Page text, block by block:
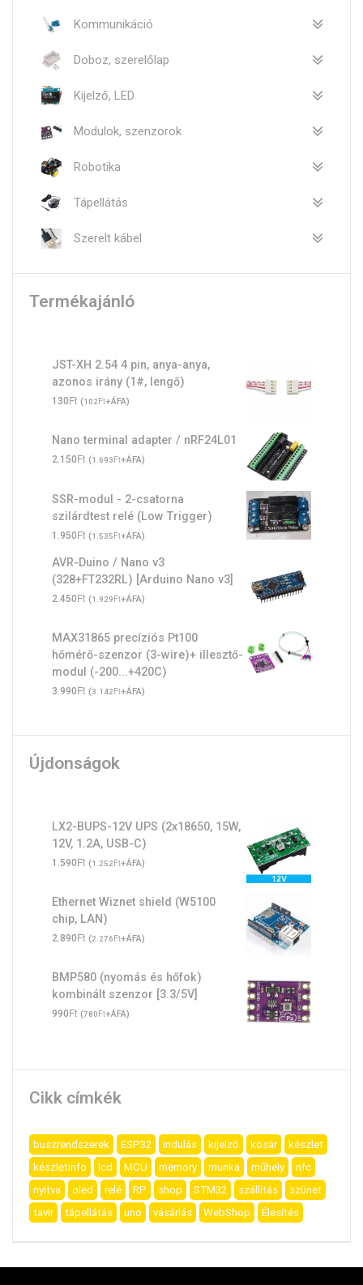
Kommunikáció
Doboz, szerelőlap
Kijelző, LED
Modulok, szenzorok
Robotika
Tápellátás
Szerelt kábel
Termékajánló
JST-XH 2.54 4 pin, anya-anya,
azonos irány (1#, lengő)
130Ft (102Ft+ÁFA)
Nano terminal adapter / nRF24L01
2.150Ft (1.693Ft+ÁFA)
SSR-modul - 2-csatorna
szilárdtest relé (Low Trigger)
1.950Ft (1.535Ft+ÁFA)
AVR-Duino / Nano v3
(328+FT232RL) [Arduino Nano v3]
2.450Ft (1.929Ft+ÁFA)
MAX31865 precíziós Pt100
hőmérő-szenzor (3-wire)+ illesztő-
modul (-200...+420C)
3.990Ft (3.142Ft+ÁFA)
Újdonságok
LX2-BUPS-12V UPS (2x18650, 15W,
12V, 1.2A, USB-C)
1.590Ft (1.252Ft+ÁFA)
Ethernet Wiznet shield (W5100
chip, LAN)
2.890Ft (2.276Ft+ÁFA)
BMP580 (nyomás és hőfok)
kombinált szenzor [3.3/5V]
990Ft (780Ft+ÁFA)
Cikk címkék
buszrendszerek ESP32 indulás kijelző kosár
készlet
készletinfo
lcd MCU memory munka műhely
nfc
nyitva
oled relé RP shop STM32 szállítás
szünet
tavir
tápellátás uno vásárlás WebShop Élesítés